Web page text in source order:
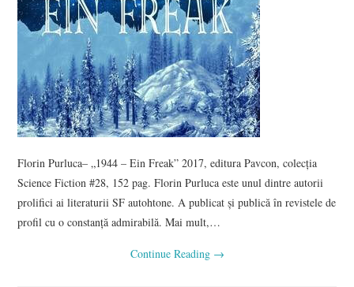
Florin Purluca– „1944 – Ein Freak” 2017, editura Pavcon, colecția
Science Fiction #28, 152 pag. Florin Purluca este unul dintre autorii
prolifici ai literaturii SF autohtone. A publicat și publică în revistele de
profil cu o constanță admirabilă. Mai mult,…
Continue Reading →